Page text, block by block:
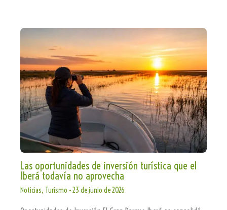
Las oportunidades de inversión turística que el
Iberá todavía no aprovecha
Noticias, Turismo •23 de junio de 2026